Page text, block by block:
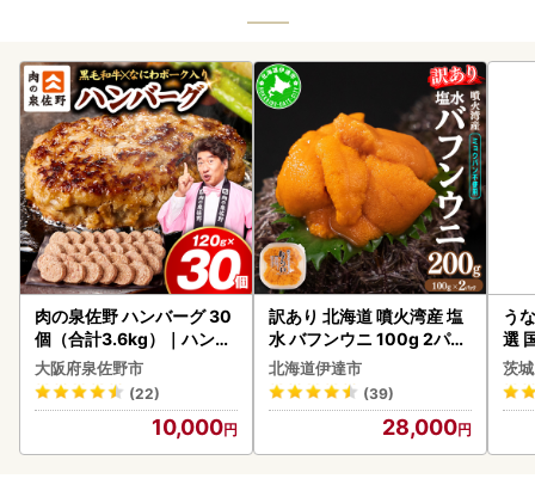
肉の泉佐野 ハンバーグ 30
個（合計3.6kg）｜ハンバ
ーグ 訳あり 黒毛和牛×なに
わポーク
大阪府泉佐野市
(22)
10,000
訳あり 北海道 噴火湾産 塩
水 バフンウニ 100g 2パッ
ク 計200g 《アフター保証
付き》うに ウニ 雲丹 海鮮
海の幸 魚介類 ウニ丼 お寿
司 濃厚 無添加 産地直送 お
取り寄せ 山村水産 送料無
北海道伊達市
(39)
28,000
う
選
付
あ
人
茨